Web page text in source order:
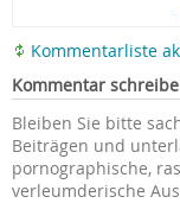
Kommentarliste
Kommentar
Bleiben Sie bitte
Beiträgen und
pornographische,
verleumderische